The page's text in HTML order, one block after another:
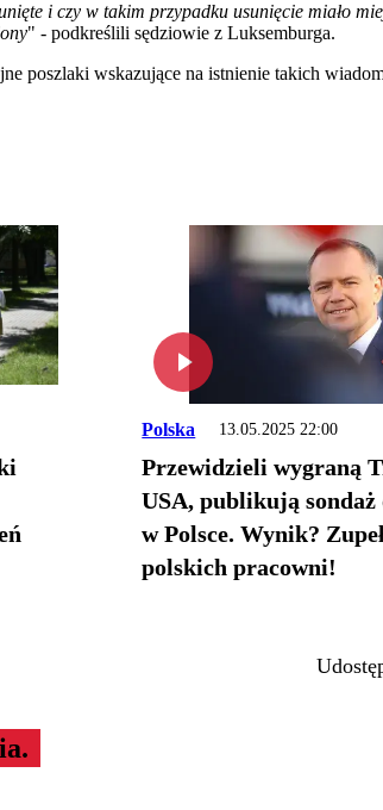
i czy w takim przypadku usunięcie miało
" - podkreślili sędziowie z Luksemburga.
poszlaki wskazujące na istnienie takich
Polska 13.05.2025 22:00
Przewidzieli wygraną
USA, publikują sondaż
w Polsce. Wynik?
polskich pracowni!